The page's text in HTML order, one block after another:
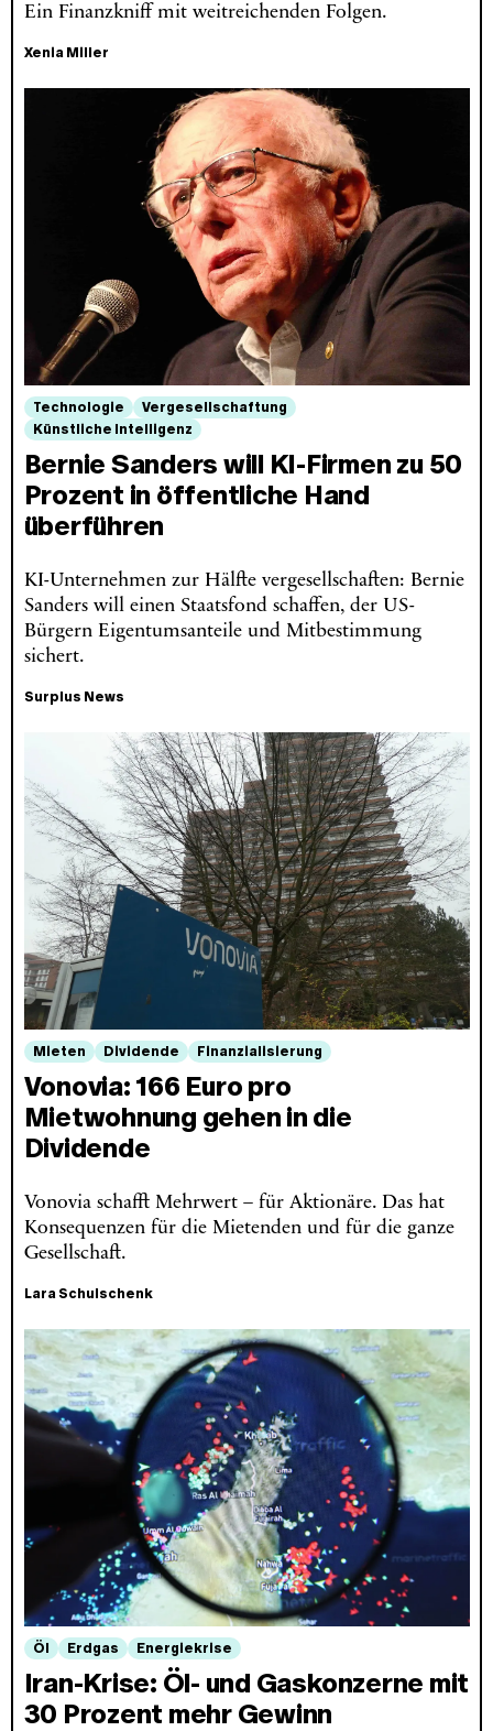
Ein Finanzkniff mit weitreichenden Folgen.
Xenia Miller
Technologie
Vergesellschaftung
Künstliche Intelligenz
Bernie Sanders will KI-Firmen zu 50
Prozent in öffentliche Hand
überführen
KI-Unternehmen zur Hälfte vergesellschaften: Bernie
Sanders will einen Staatsfond schaffen, der US-
Bürgern Eigentumsanteile und Mitbestimmung
sichert.
Surplus News
Mieten Dividende Finanzialisierung
Vonovia: 166 Euro pro
Mietwohnung gehen in die
Dividende
Vonovia schafft Mehrwert – für Aktionäre. Das hat
Konsequenzen für die Mietenden und für die ganze
Gesellschaft.
Lara Schulschenk
Öl Erdgas Energiekrise
Iran-Krise: Öl- und Gaskonzerne mit
30 Prozent mehr Gewinn